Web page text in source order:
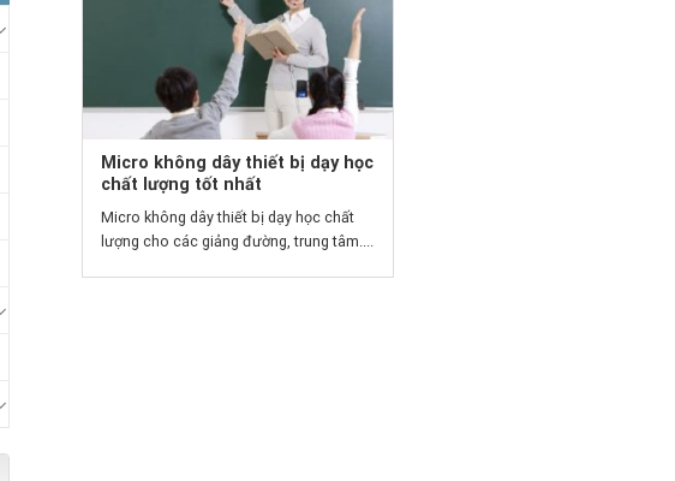
Micro không dây thiết bị dạy học
chất lượng tốt nhất
Micro không dây thiết bị dạy học chất
lượng cho các giảng đường, trung tâm....